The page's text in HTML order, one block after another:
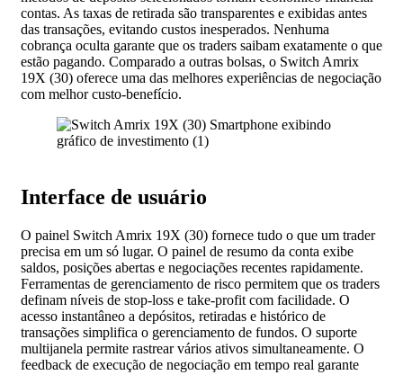
contas. As taxas de retirada são transparentes e exibidas antes
das transações, evitando custos inesperados. Nenhuma
cobrança oculta garante que os traders saibam exatamente o que
estão pagando. Comparado a outras bolsas, o Switch Amrix
19X (30) oferece uma das melhores experiências de negociação
com melhor custo-benefício.
Interface de usuário
O painel Switch Amrix 19X (30) fornece tudo o que um trader
precisa em um só lugar. O painel de resumo da conta exibe
saldos, posições abertas e negociações recentes rapidamente.
Ferramentas de gerenciamento de risco permitem que os traders
definam níveis de stop-loss e take-profit com facilidade. O
acesso instantâneo a depósitos, retiradas e histórico de
transações simplifica o gerenciamento de fundos. O suporte
multijanela permite rastrear vários ativos simultaneamente. O
feedback de execução de negociação em tempo real garante